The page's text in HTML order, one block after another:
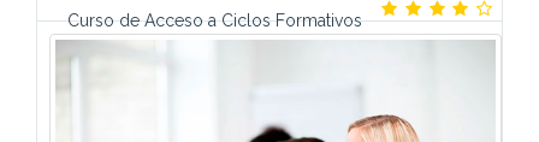
Curso de Acceso a Ciclos Formativos
de Grado Superior-El Objetivo del Curso de Acceso
superar con Ã©xito la prueba de acceso.-El...